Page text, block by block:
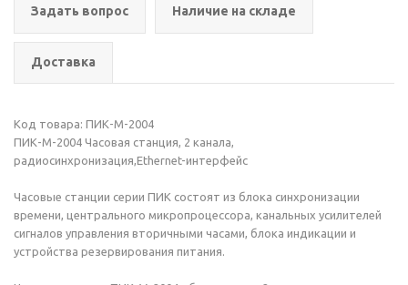
Задать вопрос Наличие на складе
Доставка
Код товара: ПИК-М-2004
ПИК-М-2004 Часовая станция, 2 канала,
радиосинхронизация,Ethernet-интерфейс
Часовые станции серии ПИК состоят из блока синхронизации
времени, центрального микропроцессора, канальных усилителей
сигналов управления вторичными часами, блока индикации и
устройства резервирования питания.